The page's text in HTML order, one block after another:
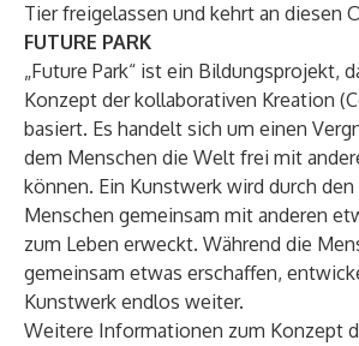
Tier freigelassen und kehrt an diesen
FUTURE PARK
„Future Park“ ist ein Bildungsprojekt,
Konzept der kollaborativen Kreation
basiert. Es handelt sich um einen
dem Menschen die Welt frei mit
können. Ein Kunstwerk wird durch den
Menschen gemeinsam mit anderen
zum Leben erweckt. Während die
gemeinsam etwas erschaffen,
Kunstwerk endlos weiter.
Weitere Informationen zum Konzept